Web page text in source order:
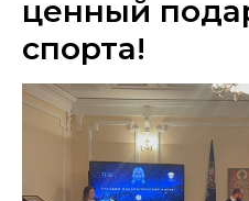
ценный
спорта!